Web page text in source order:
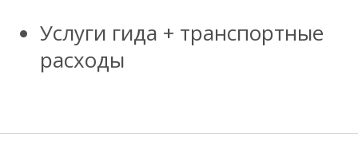
Услуги гида + транспортные
расходы